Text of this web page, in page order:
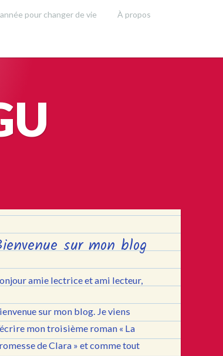
pour changer de vie À propos
sur mon blog
amie lectrice et ami lecteur,
sur mon blog. Je viens
mon troisième roman « La
de Clara » et comme tout